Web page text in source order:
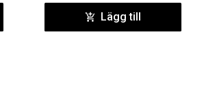
Lägg till